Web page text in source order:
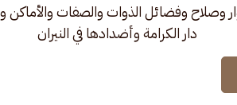
وصلاح وفضائل الذوات والصفات
دار الكرامة وأضدادها في النيران